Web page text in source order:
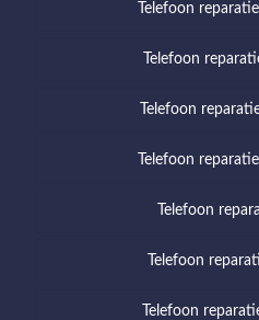
Telefoon
Telefoon
Telefoon
Telefoon
Telefoon
Telefoon
Telefoon